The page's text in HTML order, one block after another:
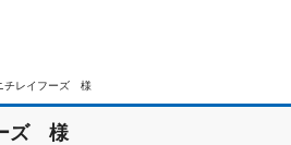
チレイフーズ 様
ズ 様